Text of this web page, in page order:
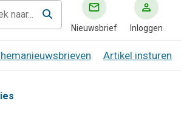
Nieuwsbrief Inloggen
Artikel insturen